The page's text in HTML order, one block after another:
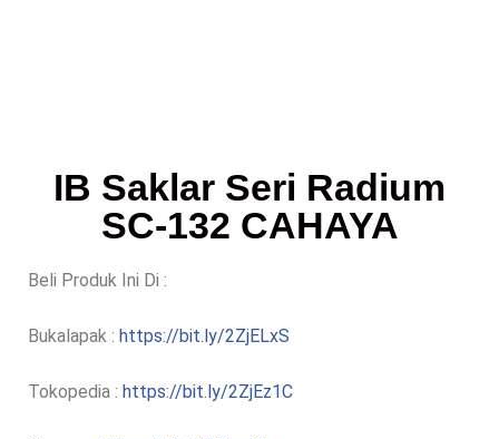
IB Saklar Seri Radium
SC-132 CAHAYA
Beli Produk Ini Di :
Bukalapak : https://bit.ly/2ZjELxS
Tokopedia : https://bit.ly/2ZjEz1C